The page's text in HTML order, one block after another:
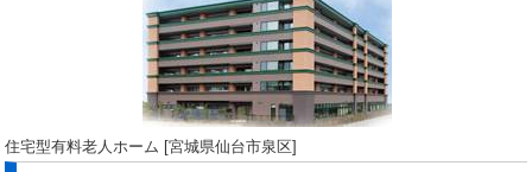
住宅型有料老人ホーム [宮城県仙台市泉区]